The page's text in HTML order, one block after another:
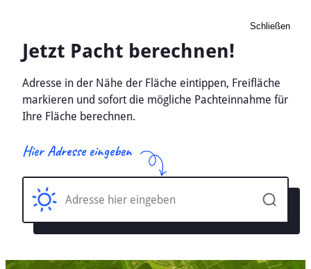
Pacht Landwirtschaft
Sarkwitz, Schleswig-
Holstein - Ackerland, Wiese
2026
Schließen